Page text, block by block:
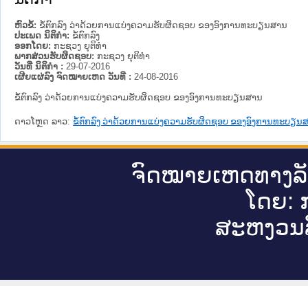
ຫົວຂໍ້: ຂໍ້ຕົກລົງ ວ່າດ້ວຍການແບ່ງຄວາມຮັບຜິດຊອບ ຂອງອົງການທະບຽນສານ
ປະເພດ ນິຕິກໍາ: ຂໍ້ຕົກລົງ
ອອກໂດຍ: ກະຊວງ ຍຸຕິທໍາ
ພາກສ່ວນຮັບຜິດຊອບ: ກະຊວງ ຍຸຕິທໍາ
ວັນທີ່ ນິຕິກໍາ : 29-07-2016
ເຜີຍແຜ່ລົງ ຈົດໝາຍເຫດ ວັນທີ່ : 24-08-2016
ຂໍ້ຕົກລົງ ວ່າດ້ວຍການແບ່ງຄວາມຮັບຜິດຊອບ ຂອງອົງການທະບຽນສານ
ດາວໂຫຼດ ລາວ: ຂໍ້ຕົກລົງ ວ່າດ້ວຍການແບ່ງຄວາມຮັບຜິດຊອບ ຂອງອົງການທະບຽນ
ຈົດ​ໝາຍ​ເຫດ​ທາງ​
ໂດຍ:
ສະ​ຫງວນ​